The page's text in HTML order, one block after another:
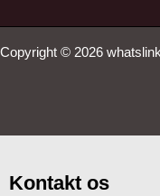
Copyright © 2026
Kontakt os